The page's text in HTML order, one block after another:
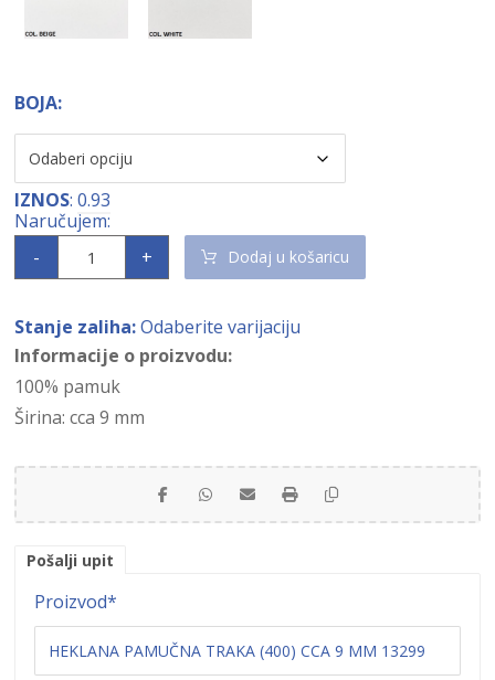
BOJA:
IZNOS:0.93
- + Dodaj u košaricu
Stanje zaliha: Odaberite varijaciju
Informacije o proizvodu:
100% pamuk
Širina: cca 9 mm
Pošalji upit
Proizvod*